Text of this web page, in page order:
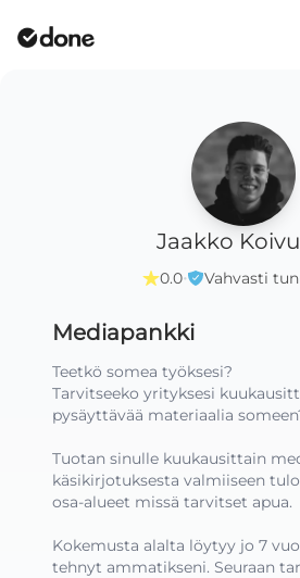
Jaakko
0.0· Vahvasti
Mediapankki
Teetkö somea työksesi?
Tarvitseeko yrityksesi
pysäyttävää materiaalia
Tuotan sinulle kuukausittain
käsikirjotuksesta valmiiseen
osa-alueet missä tarvitset apua.
Kokemusta alalta löytyy jo 7
tehnyt ammatikseni. Seuraan